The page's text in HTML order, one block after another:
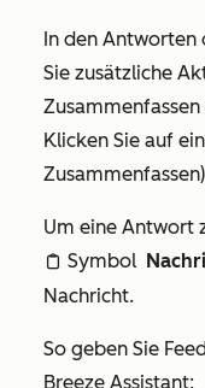
In den Antworten
Sie zusätzliche
Klicken Sie auf
Zusammenfassen
Um eine Antwort
clipboardIcon Symbol
Nachricht.
So geben Sie
Breeze Assistant: